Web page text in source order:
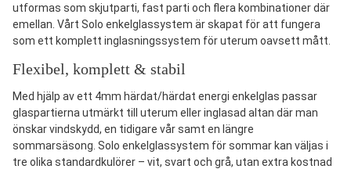
utformas som skjutparti, fast parti och flera kombinationer där
emellan. Vårt Solo enkelglassystem är skapat för att fungera
som ett komplett inglasningssystem för uterum oavsett mått.
Flexibel, komplett & stabil
Med hjälp av ett 4mm härdat/härdat energi enkelglas passar
glaspartierna utmärkt till uterum eller inglasad altan där man
önskar vindskydd, en tidigare vår samt en längre
sommarsäsong. Solo enkelglassystem för sommar kan väljas i
tre olika standardkulörer – vit, svart och grå, utan extra kostnad